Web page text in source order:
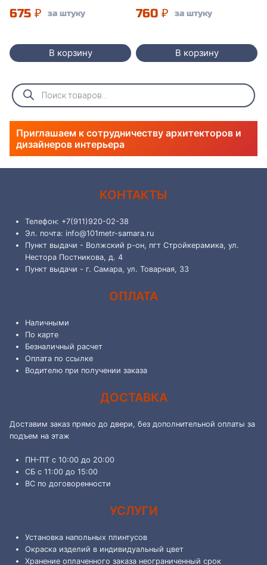
675 ₽ за штуку
В корзину
760 ₽ за штуку
В корзину
Поиск
товаров
Приглашаем к сотрудничеству архитекторов и
дизайнеров интерьера
КОНТАКТЫ
Телефон: +7(911)920-02-38
Эл. почта: info@101metr-samara.ru
Пункт выдачи - Волжский р-он, пгт Стройкерамика, ул.
Нестора Постникова, д. 4
Пункт выдачи - г. Самара, ул. Товарная, 33
ОПЛАТА
Наличными
По карте
Безналичный расчет
Оплата по ссылке
Водителю при получении заказа
ДОСТАВКА
Доставим заказ прямо до двери, без дополнительной оплаты за
подъем на этаж
ПН-ПТ с 10:00 до 20:00
СБ с 11:00 до 15:00
ВС по договоренности
УСЛУГИ
Установка напольных плинтусов
Окраска изделий в индивидуальный цвет
Хранение оплаченного заказа неограниченный срок